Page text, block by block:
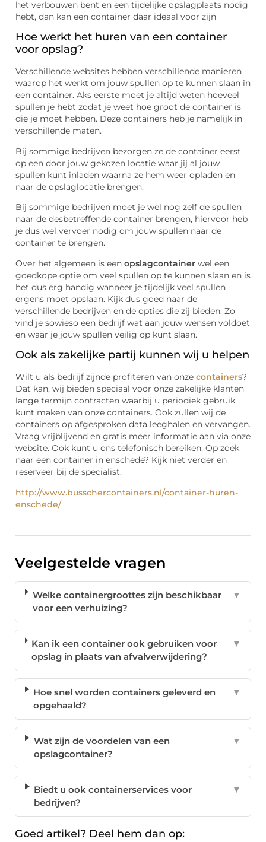
het verbouwen bent en een tijdelijke opslagplaats nodig
hebt, dan kan een container daar ideaal voor zijn
Hoe werkt het huren van een container
voor opslag?
Verschillende websites hebben verschillende manieren
waarop het werkt om jouw spullen op te kunnen slaan in
een container. Aks eerste moet je altijd weten hoeveel
spullen je hebt zodat je weet hoe groot de container is
die je moet hebben. Deze containers heb je namelijk in
verschillende maten.
Bij sommige bedrijven bezorgen ze de container eerst
op een door jouw gekozen locatie waar jij al jouw
spullen kunt inladen waarna ze hem weer opladen en
naar de opslaglocatie brengen.
Bij sommige bedrijven moet je wel nog zelf de spullen
naar de desbetreffende container brengen, hiervoor heb
je dus wel vervoer nodig om jouw spullen naar de
container te brengen.
Over het algemeen is een opslagcontainer wel een
goedkope optie om veel spullen op te kunnen slaan en is
het dus erg handig wanneer je tijdelijk veel spullen
ergens moet opslaan. Kijk dus goed naar de
verschillende bedrijven en de opties die zij bieden. Zo
vind je sowieso een bedrijf wat aan jouw wensen voldoet
en waar je jouw spullen veilig op kunt slaan.
Ook als zakelijke partij kunnen wij u helpen
Wilt u als bedrijf zijnde profiteren van onze containers?
Dat kan, wij bieden speciaal voor onze zakelijke klanten
lange termijn contracten waarbij u periodiek gebruik
kunt maken van onze containers. Ook zullen wij de
containers op afgesproken data leeghalen en vervangen.
Vraag vrijblijvend en gratis meer informatie aan via onze
website. Ook kunt u ons telefonisch bereiken. Op zoek
naar een container in enschede? Kijk niet verder en
reserveer bij de specialist.
http://www.busschercontainers.nl/container-huren-
enschede/
Veelgestelde vragen
Welke containergroottes zijn beschikbaar
voor een verhuizing?
▼
Kan ik een container ook gebruiken voor
opslag in plaats van afvalverwijdering?
▼
Hoe snel worden containers geleverd en
opgehaald?
▼
Wat zijn de voordelen van een
opslagcontainer?
▼
Biedt u ook containerservices voor
bedrijven?
▼
Goed artikel? Deel hem dan op: